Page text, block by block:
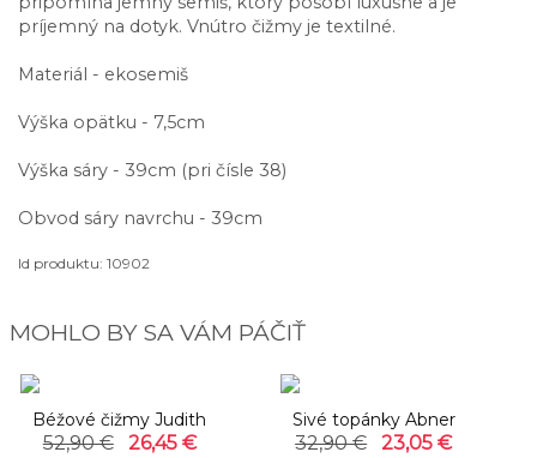
príjemný na dotyk. Vnútro čižmy je textilné.
Materiál - ekosemiš
Výška opätku - 7,5cm
Výška sáry - 39cm (pri čísle 38)
Obvod sáry navrchu - 39cm
Id produktu: 10902
MOHLO BY SA VÁM PÁČIŤ
Béžové čižmy Judith
52,90 € 26,45 €
Sivé topánky Abner
32,90 € 23,05 €